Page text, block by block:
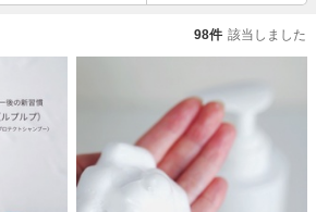
Like
98件 該当しました